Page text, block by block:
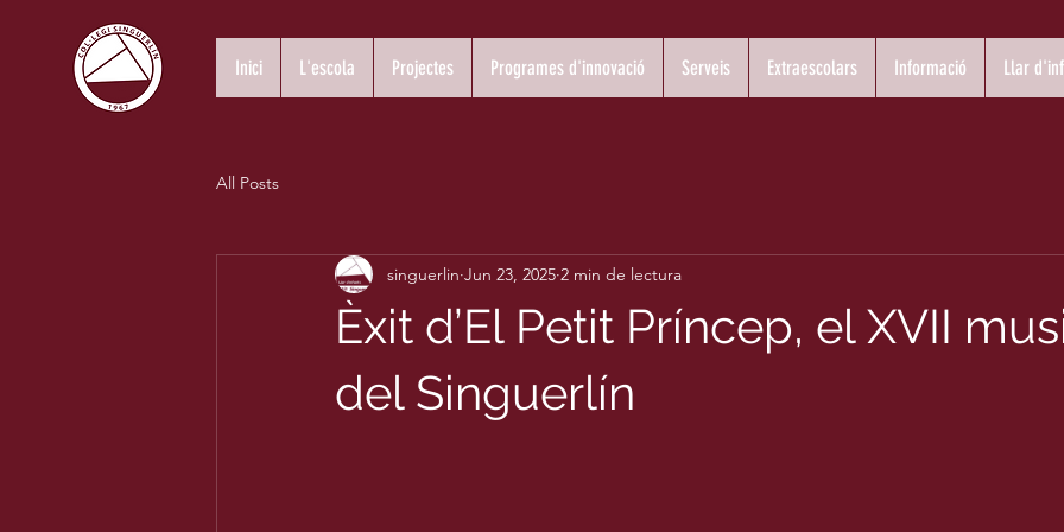
Inici L'escola Projectes Programes d'innovació Serveis Extraescolars Informació Llar
All Posts
Èxit d’El Petit Príncep, el XVII
del Singuerlín
singuerlin Jun 23, 2025 2 min de lectura